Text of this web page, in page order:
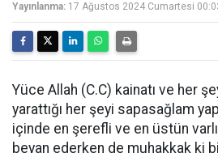
Yayınlanma: 17 Ağustos 2024 Cumartesi
Yüce Allah (C.C) kainatı ve her
yarattığı her şeyi sapasağlam
içinde en şerefli ve en üstün
beyan ederken de muhakkak ki